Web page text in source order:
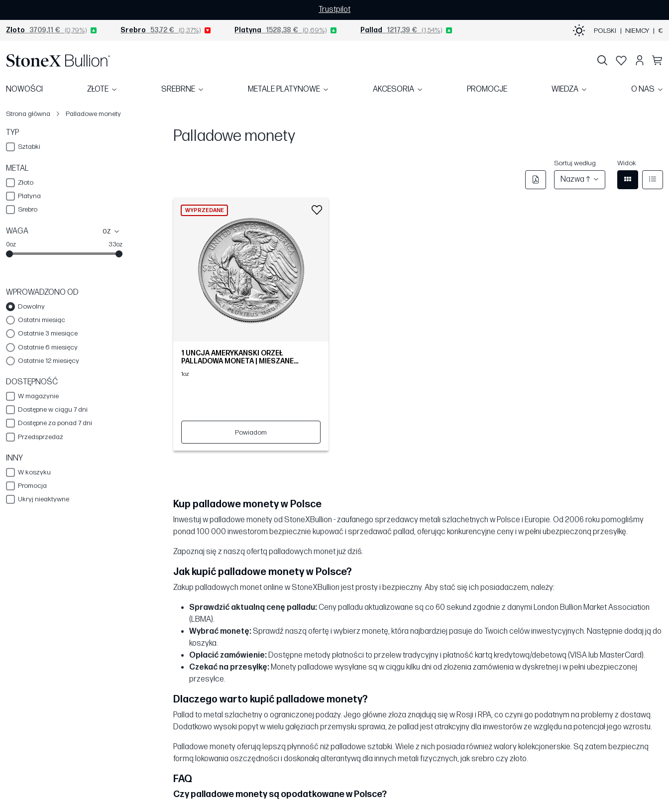
Trustpilot
Złoto 3709,11 € (0,79%) Srebro 53,72 € (0,37%) Platyna 1528,38 € (0,69%) Pallad 1217,39 € (1,54%) POLSKI | NIEMCY | €
NOWOŚCI ZŁOTE SREBRNE METALE PLATYNOWE AKCESORIA PROMOCJE WIEDZA O NAS
Strona główna Palladowe monety
TYP
Sztabki
METAL
Złoto
Platyna
Srebro
WAGA oz
0oz 33oz
WPROWADZONO OD
Dowolny
Ostatni miesiąc
Ostatnie 3 miesiące
Ostatnie 6 miesięcy
Ostatnie 12 miesięcy
DOSTĘPNOŚĆ
W magazynie
Dostępne w ciągu 7 dni
Dostępne za ponad 7 dni
Przedsprzedaż
INNY
W koszyku
Promocja
Ukryj nieaktywne
Palladowe monety
Sortuj według
Nazwa ↑
Widok
WYPRZEDANE
1 UNCJA AMERYKAŃSKI ORZEŁ
PALLADOWA MONETA | MIESZANE
1oz
Powiadom
Kup palladowe monety w Polsce
Inwestuj w palladowe monety od StoneXBullion - zaufanego sprzedawcy metali szlachetnych w Polsce i Europie. Od 2006 roku pomogliśmy
ponad 100 000 inwestorom bezpiecznie kupować i sprzedawać pallad, oferując konkurencyjne ceny i w pełni ubezpieczoną przesyłkę.
Zapoznaj się z naszą ofertą palladowych monet już dziś.
Jak kupić palladowe monety w Polsce?
Zakup palladowych monet online w StoneXBullion jest prosty i bezpieczny. Aby stać się ich posiadaczem, należy:
Sprawdzić aktualną cenę palladu:Ceny palladu aktualizowane są co 60 sekund zgodnie z danymi London Bullion Market Association
(LBMA).
Wybrać monetę:Sprawdź naszą ofertę i wybierz monetę, która najbardziej pasuje do Twoich celów inwestycyjnych. Następnie dodaj ją do
koszyka.
Opłacić zamówienie:Dostępne metody płatności to przelew tradycyjny i płatność kartą kredytową/debetową (VISA lub MasterCard).
Czekać na przesyłkę:Monety palladowe wysyłane są w ciągu kilku dni od złożenia zamówienia w dyskretnej i w pełni ubezpieczonej
przesyłce.
Dlaczego warto kupić palladowe monety?
Pallad to metal szlachetny o ograniczonej podaży. Jego główne złoża znajdują się w Rosji i RPA, co czyni go podatnym na problemy z dostawą.
Dodatkowo wysoki popyt w wielu gałęziach przemysłu sprawia, że pallad jest atrakcyjny dla inwestorów ze względu na potencjał jego wzrostu.
Palladowe monety oferują lepszą płynność niż palladowe sztabki. Wiele z nich posiada również walory kolekcjonerskie. Są zatem bezpieczną
formą lokowania oszczędności i doskonałą alterantywą dla innych metali fizycznych, jak srebro czy złoto.
FAQ
Czy palladowe monety są opodatkowane w Polsce?